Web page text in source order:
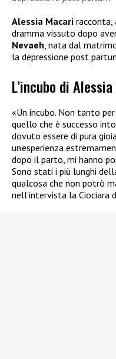
Alessia Macari racconta,
dramma vissuto dopo
Nevaeh , nata dal
la depressione post
L’incubo di
«Un incubo. Non tanto
quello che è successo
dovuto essere di pura
un’esperienza
dopo il parto, mi hanno
Sono stati i più lunghi
qualcosa che non potrò
nell’intervista la Ciociara